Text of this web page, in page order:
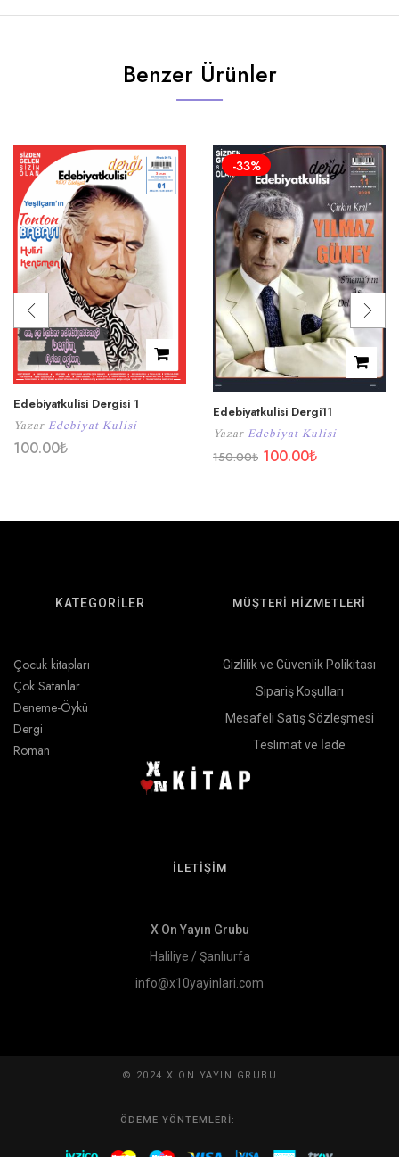
Benzer Ürünler
Edebiyatkulisi Dergisi 1
Yazar Edebiyat Kulisi
100.00₺
-33%
Edebiyatkulisi Dergi11
Yazar Edebiyat Kulisi
150.00₺ 100.00₺
KATEGORİLER
Çocuk kitapları
Çok Satanlar
Deneme-Öykü
Dergi
Roman
MÜŞTERİ HİZMETLERİ
Gizlilik ve Güvenlik Polikitası
Sipariş Koşulları
Mesafeli Satış Sözleşmesi
Teslimat ve İade
İLETİŞİM
X On Yayın Grubu
Haliliye / Şanlıurfa
info@x10yayinlari.com
© 2024 X ON YAYIN GRUBU
ÖDEME YÖNTEMLERI: